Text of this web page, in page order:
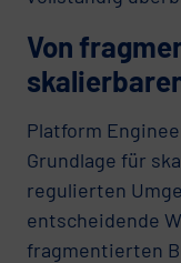
Von
Platform
Grundlage für
regulierten
entscheidende
fragmentierten